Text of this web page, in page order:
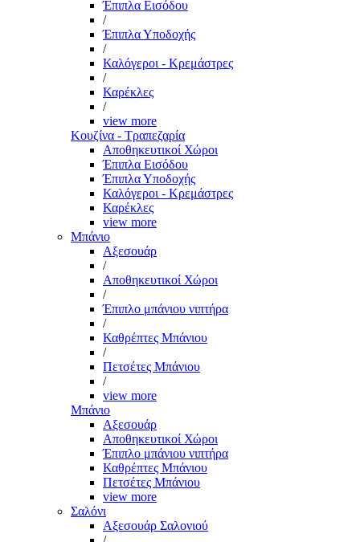
Έπιπλα Εισόδου
/
Έπιπλα Υποδοχής
/
Καλόγεροι - Κρεμάστρες
/
Καρέκλες
/
view more
Κουζίνα - Τραπεζαρία
Αποθηκευτικοί Χώροι
Έπιπλα Εισόδου
Έπιπλα Υποδοχής
Καλόγεροι - Κρεμάστρες
Καρέκλες
view more
Μπάνιο
Αξεσουάρ
/
Αποθηκευτικοί Χώροι
/
Έπιπλο μπάνιου νιπτήρα
/
Καθρέπτες Μπάνιου
/
Πετσέτες Μπάνιου
/
view more
Μπάνιο
Αξεσουάρ
Αποθηκευτικοί Χώροι
Έπιπλο μπάνιου νιπτήρα
Καθρέπτες Μπάνιου
Πετσέτες Μπάνιου
view more
Σαλόνι
Αξεσουάρ Σαλονιού